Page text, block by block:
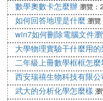
「地理」一詞最早見於
主要探索關於地球形狀
已知的地區和國家進行
的地理環境中各種自然
間相互關系的學科。地
自然地理
數學奧數卡怎麼辦 瀏覽：
如何回答地理是什麼 瀏覽
win7如何刪除電腦文件
大學物理實驗干什麼用的
二年級上冊數學框框怎麼
西安瑞禧生物科技有限
武大的分析化學怎麼樣